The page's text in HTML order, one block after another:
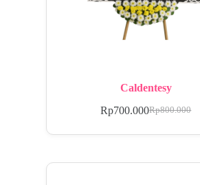
Caldentesy
Rp800.000
Rp700.000